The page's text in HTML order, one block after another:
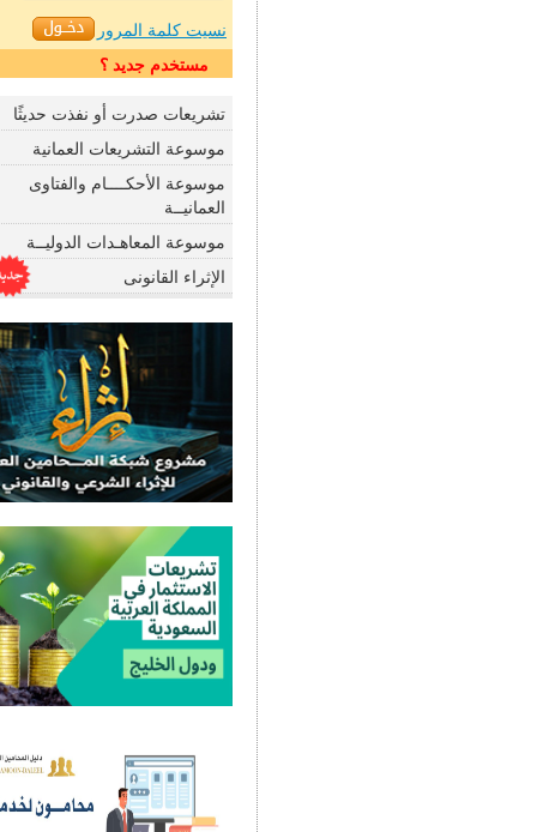
نسيت كلمة المرور
مستخدم جديد ؟
تشريعات صدرت أو نفذت حديثًا
موسوعة التشريعات العمانية
موسوعة الأحكــــام والفتاوى
العمانيــة
موسوعة المعاهـدات الدوليــة
الإثراء القانونى